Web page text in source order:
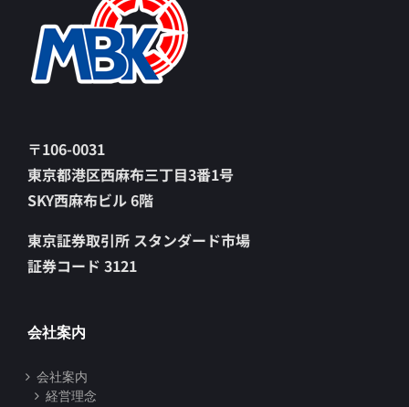
〒106-0031
東京都港区西麻布三丁目3番1号
SKY西麻布ビル 6階
東京証券取引所 スタンダード市場
証券コード 3121
会社案内
会社案内
経営理念